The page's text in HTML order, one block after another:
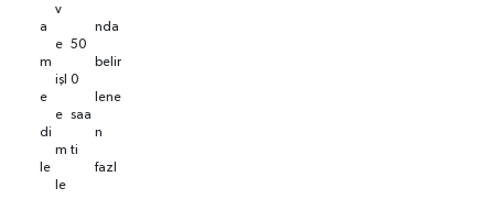
a
m
e
di
le
v
e
işl
e
m
le
50
0
saa
ti
nda
belir
lene
n
fazl